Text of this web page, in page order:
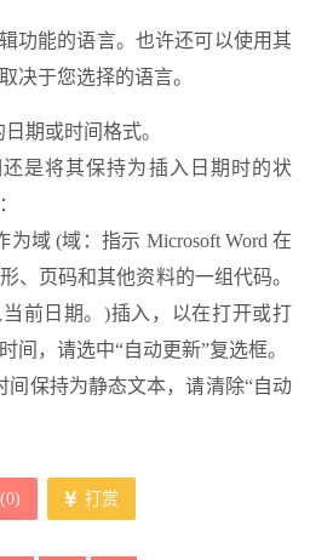
功能的语言。也许还可以使用其
决于您选择的语言。
期或时间格式。
是将其保持为插入日期时的状
为域 (域：指示 Microsoft Word 在
、页码和其他资料的一组代码。
前日期。)插入，以在打开或打
间，请选中“自动更新”复选框。
间保持为静态文本，请清除“自动
0) 打赏